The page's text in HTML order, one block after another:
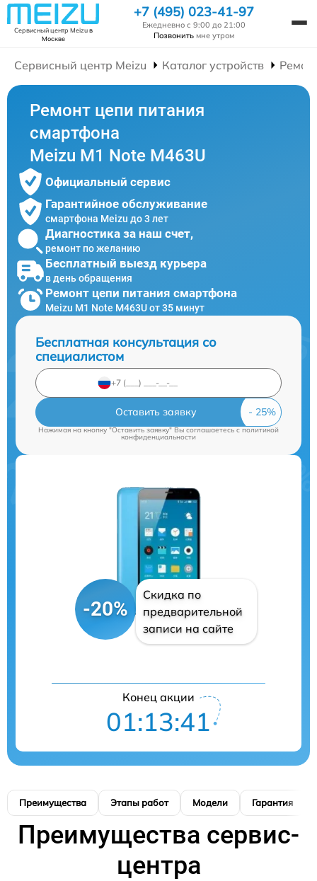
Сервисный центр Meizuв
Москве
+7 (495) 023-41-97
Ежедневно с 9:00 до 21:00
Позвонить мне утром
Сервисный центр Meizu Каталог устройств
Ремонт цепи питания
смартфона
Meizu M1 Note M463U
Официальный сервис
Гарантийное обслуживание
смартфона Meizu до 3 лет
Диагностика за наш счет,
ремонт по желанию
Бесплатный выезд курьера
в день обращения
Ремонт цепи питания смартфона
Meizu M1 Note M463U от 35 минут
Бесплатная консультация со
специалистом
Оставить заявку
Нажимая на кнопку "Оставить заявку" Вы соглашаетесь cполитикой
конфиденциальности
-20%
Скидка по
предварительной
записи на сайте
Конец акции
01:13:40
Преимущества Этапы работ Модели Гарантия
Преимущества сервис-
центра